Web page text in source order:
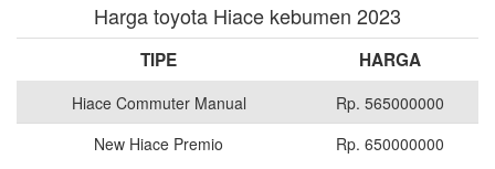
Harga toyota Hiace kebumen 2023
TIPE HARGA
Hiace Commuter Manual
Rp. 565000000
New Hiace Premio
Rp. 650000000